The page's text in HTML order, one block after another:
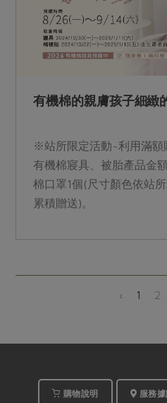
有機棉的親膚孩子細緻
※站所限定活動~利用滿額
有機棉寢具、被胎產品金
棉口罩1個(尺寸顏色依站
累積贈送)。
‹ 1 2
購物說明 服務